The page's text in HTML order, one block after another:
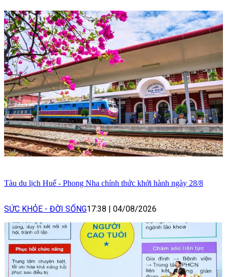
Tàu du lịch Huế - Phong Nha chính thức khởi hành ngày 28/8
SỨC KHỎE - ĐỜI SỐNG17:38 | 04/08/2026